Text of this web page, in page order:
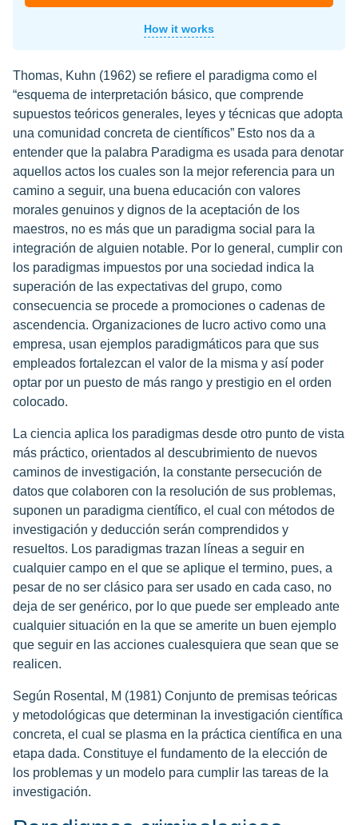
How it works
Thomas, Kuhn (1962) se refiere el paradigma como el
“esquema de interpretación básico, que comprende
supuestos teóricos generales, leyes y técnicas que adopta
una comunidad concreta de científicos” Esto nos da a
entender que la palabra Paradigma es usada para denotar
aquellos actos los cuales son la mejor referencia para un
camino a seguir, una buena educación con valores
morales genuinos y dignos de la aceptación de los
maestros, no es más que un paradigma social para la
integración de alguien notable. Por lo general, cumplir con
los paradigmas impuestos por una sociedad indica la
superación de las expectativas del grupo, como
consecuencia se procede a promociones o cadenas de
ascendencia. Organizaciones de lucro activo como una
empresa, usan ejemplos paradigmáticos para que sus
empleados fortalezcan el valor de la misma y así poder
optar por un puesto de más rango y prestigio en el orden
colocado.
La ciencia aplica los paradigmas desde otro punto de vista
más práctico, orientados al descubrimiento de nuevos
caminos de investigación, la constante persecución de
datos que colaboren con la resolución de sus problemas,
suponen un paradigma científico, el cual con métodos de
investigación y deducción serán comprendidos y
resueltos. Los paradigmas trazan líneas a seguir en
cualquier campo en el que se aplique el termino, pues, a
pesar de no ser clásico para ser usado en cada caso, no
deja de ser genérico, por lo que puede ser empleado ante
cualquier situación en la que se amerite un buen ejemplo
que seguir en las acciones cualesquiera que sean que se
realicen.
Según Rosental, M (1981) Conjunto de premisas teóricas
y metodológicas que determinan la investigación científica
concreta, el cual se plasma en la práctica científica en una
etapa dada. Constituye el fundamento de la elección de
los problemas y un modelo para cumplir las tareas de la
investigación.